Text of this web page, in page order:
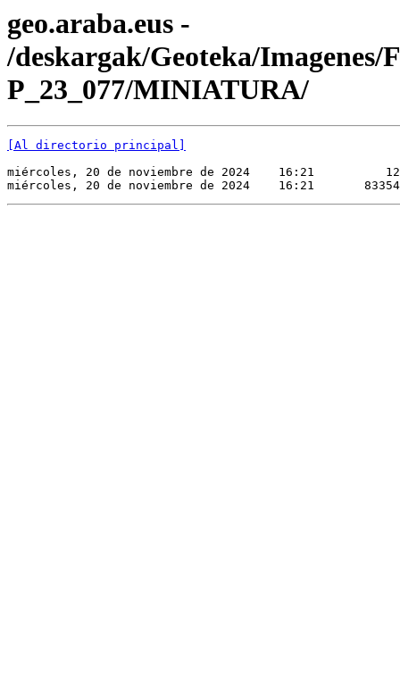
geo.araba.eus -
/deskargak/Geoteka/Imagenes/
P_23_077/MINIATURA/
[Al directorio principal]
miércoles, 20 de noviembre de 2024    16:21
miércoles, 20 de noviembre de 2024    16:21